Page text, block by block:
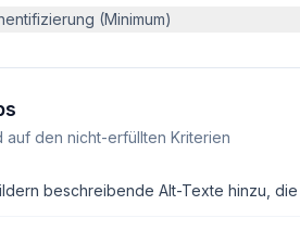
(Minimum)
auf den nicht-erfüllten Kriterien
beschreibende Alt-Texte hinzu,